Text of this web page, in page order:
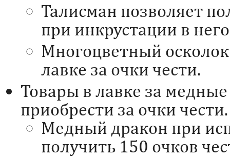
Талисман позволяет
при инкрустации в
Многоцветный
лавке за очки чести.
Товары в лавке за
приобрести за очки чести.
Медный дракон при
получить 150 очков